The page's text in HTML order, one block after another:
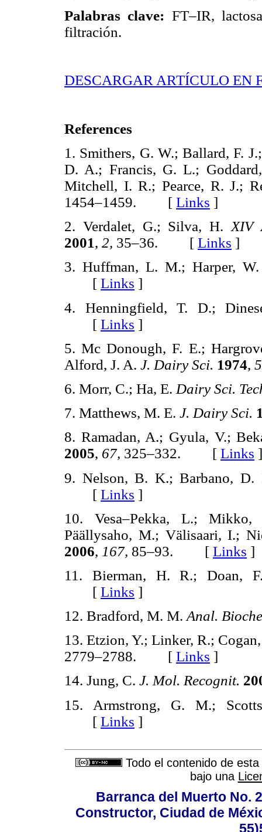
Palabras clave: FT–IR,
filtración.
DESCARGAR ARTÍCULO EN
References
1. Smithers, G. W.; Ballard, F.
D. A.; Francis, G. L.;
Mitchell, I. R.; Pearce, R. J.;
1454–1459. [ Links ]
2. Verdalet, G.; Silva, H. XIV
2001, 2, 35–36. [ Links ]
3. Huffman, L. M.; Harper,
[ Links ]
4. Henningfield, T. D.;
[ Links ]
5. Mc Donough, F. E.;
Alford, J. A. J. Dairy Sci. 1974,
6. Morr, C.; Ha, E. Dairy Sci.
7. Matthews, M. E. J. Dairy Sci.
8. Ramadan, A.; Gyula, V.;
2005, 67, 325–332. [ Links ]
9. Nelson, B. K.; Barbano,
[ Links ]
10. Vesa–Pekka, L.;
Päällysaho, M.; Välisaari, I.;
2006, 167, 85–93. [ Links ]
11. Bierman, H. R.; Doan,
[ Links ]
12. Bradford, M. M. Anal.
13. Etzion, Y.; Linker, R.;
2779–2788. [ Links ]
14. Jung, C. J. Mol. Recognit.
15. Armstrong, G. M.;
[ Links ]
Todo el contenido de
bajo una
Barranca del Muerto No.
Constructor, Ciudad de